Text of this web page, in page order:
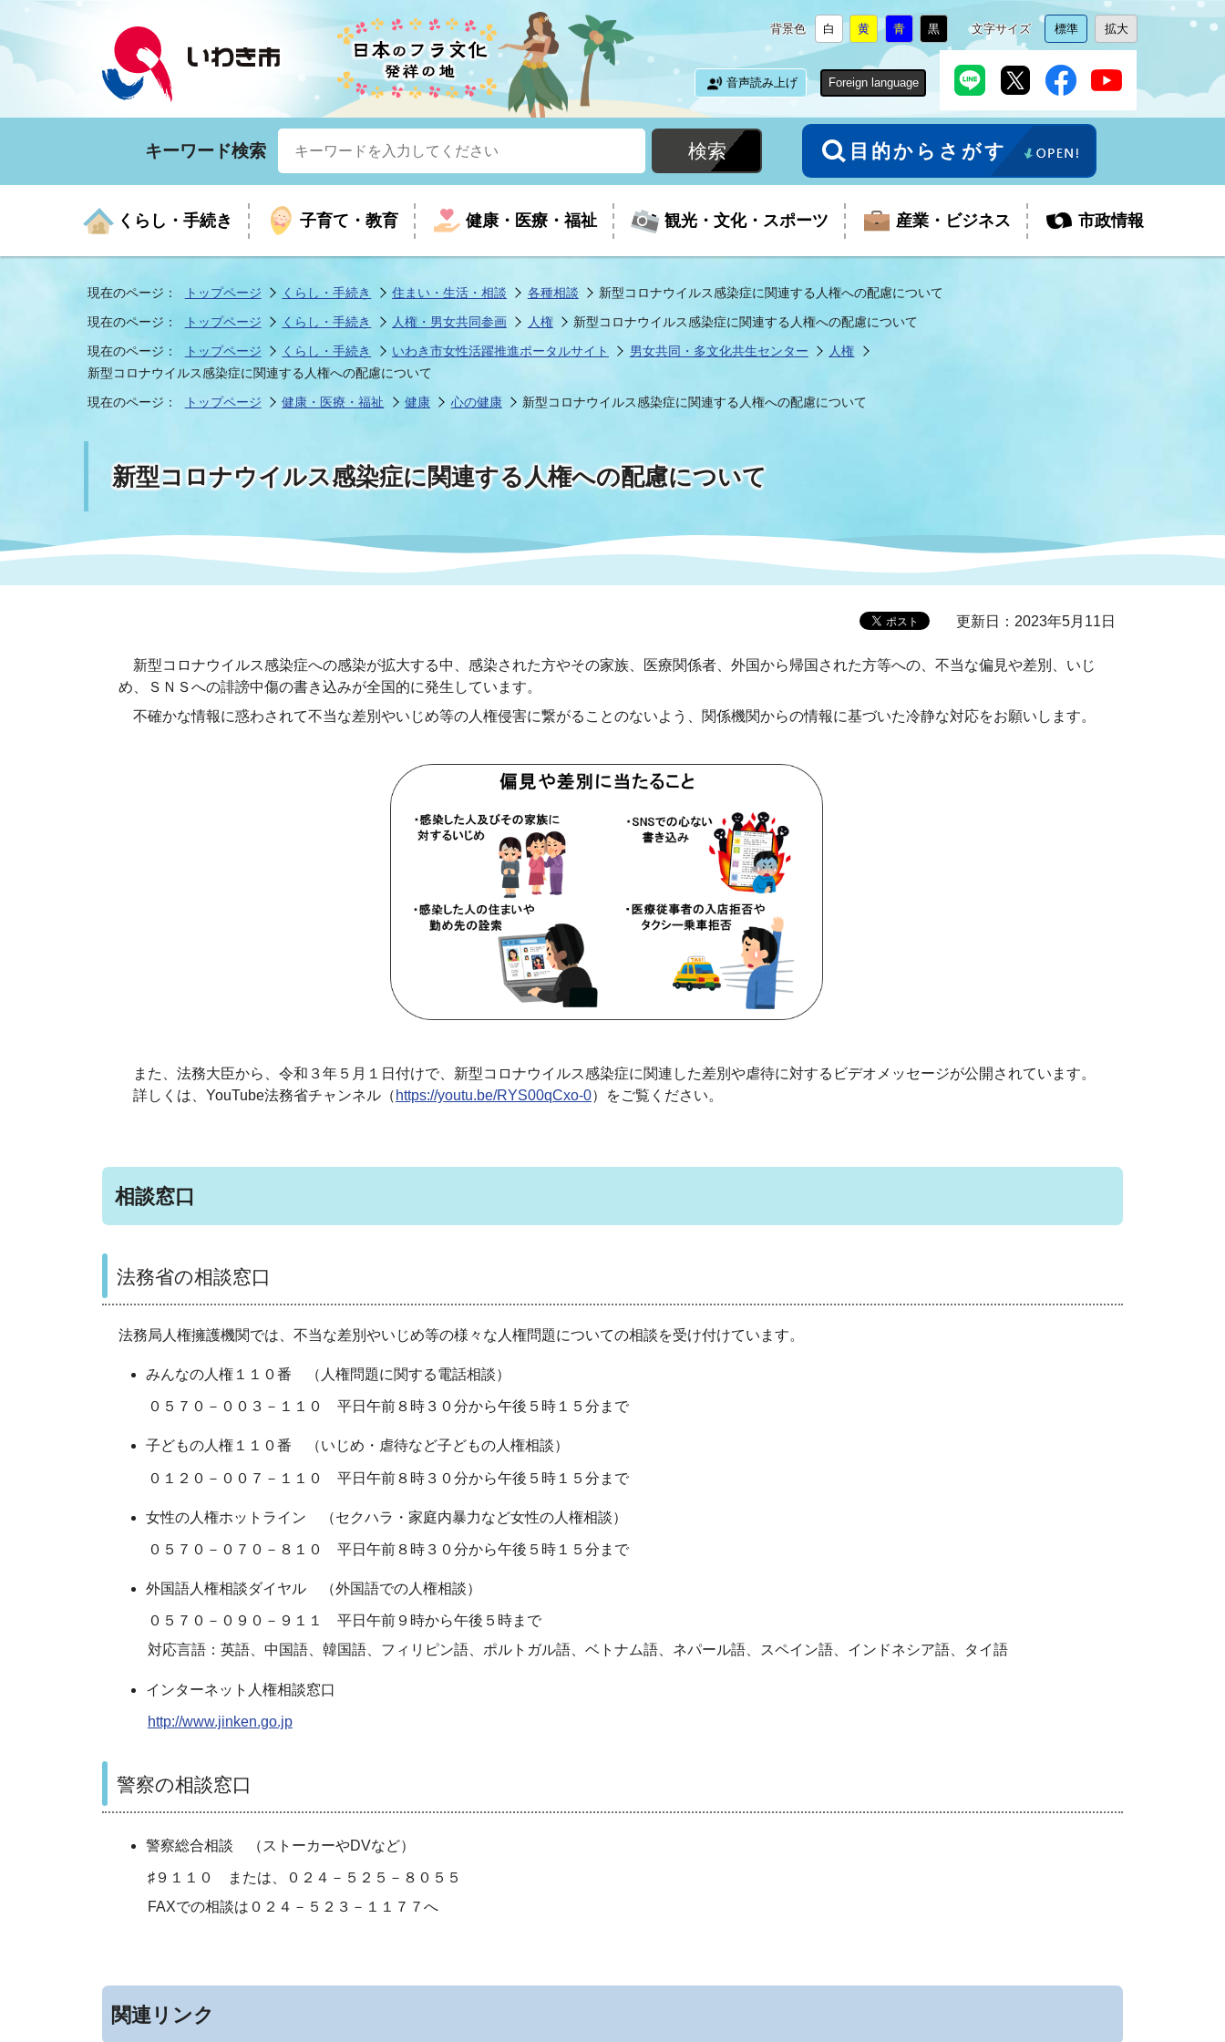
背景色
背
景
色
を
白
に
更
背
色
を
黄
に
更
背
色
を
青
に
更
背
景
黒
に
変
文字サイズ
文
字
サ
イ
を
標準
に
変
文
字
サ
イ
拡大
に
変
音声読み上げ
Foreign language
キーワード検索 目的からさがす
くらし・手続き
くらしの手続きガイド いざという時に 届出・証明
年金・保険 マイナンバー 住まい・生活・相談
まちづくり 地域情報 移住・定住
雇用・労働 産業 選挙
子育て・教育
生涯学習 子育て 教育
健康・医療・福祉
医療 健康 児童福祉
高齢者福祉・介護 地域包括ケア(介護予防等) 福祉事業者向け情報
福祉に関するその他の情報 地域福祉
新型コロナウイルス感染症特
設ページ
観光・文化・スポーツ
お知らせ 年間イベントの案内 外国人観光客向けページ
目的から探す モデルコース 歴史・文化
スポーツ 施設関連情報 教育旅行
いわき市立美術館
産業・ビジネス
入札・契約 産業振興 廃棄物
企業立地 福祉・介護 都市計画・開発・建築
保健・衛生 指定管理者 除染事業
市政情報
市の紹介 市長室 フラシティいわき
市の統計 広報 広聴
職員 行政計画 行政改革
市の制度 情報公開・個人情報保護
選挙管理委員会
メント)
市制施行周年関連情報
水道局 施設案内
現在のページ： トップページ くらし・手続き 住まい・生活・相談 各種相談
新型コロナウイルス感染症に関連する人権への配慮について
現在のページ：
トップページ くらし・手続き 人権・男女共同参画 人権
新型コロナウイルス感染症に関連する人権への配慮について
現在のページ：
トップページ くらし・手続き いわき市女性活躍推進ポータルサイト 男女共同・多文化共生センター
人権
新型コロナウイルス感染症に関連する人権への配慮について
現在のページ：
トップページ 健康・医療・福祉 健康 心の健康 新型コロナウイルス感染症に関連する人権への配慮について
新型コロナウイルス感染症に関連する人権への配慮について
更新日：2023年5月11日
新型コロナウイルス感染症への感染が拡大する中、感染された方やその家族、医療関係者、外国から帰国された方等への、不当な偏見や差別、いじ
め、ＳＮＳへの誹謗中傷の書き込みが全国的に発生しています。
不確かな情報に惑わされて不当な差別やいじめ等の人権侵害に繋がることのないよう、関係機関からの情報に基づいた冷静な対応をお願いします。
また、法務大臣から、令和３年５月１日付けで、新型コロナウイルス感染症に関連した差別や虐待に対するビデオメッセージが公開されています。
詳しくは、YouTube法務省チャンネル（ https://youtu.be/RYS00qCxo-0）をご覧ください。
相談窓口
法務省の相談窓口
法務局人権擁護機関では、不当な差別やいじめ等の様々な人権問題についての相談を受け付けています。
みんなの人権１１０番 （人権問題に関する電話相談）
０５７０－００３－１１０ 平日午前８時３０分から午後５時１５分まで
子どもの人権１１０番 （いじめ・虐待など子どもの人権相談）
０１２０－００７－１１０ 平日午前８時３０分から午後５時１５分まで
女性の人権ホットライン （セクハラ・家庭内暴力など女性の人権相談）
０５７０－０７０－８１０ 平日午前８時３０分から午後５時１５分まで
外国語人権相談ダイヤル （外国語での人権相談）
０５７０－０９０－９１１ 平日午前９時から午後５時まで
対応言語：英語、中国語、韓国語、フィリピン語、ポルトガル語、ベトナム語、ネパール語、スペイン語、インドネシア語、タイ語
インターネット人権相談窓口
http://www.jinken.go.jp
警察の相談窓口
警察総合相談 （ストーカーやDVなど）
♯９１１０ または、０２４－５２５－８０５５
FAXでの相談は０２４－５２３－１１７７へ
関連リンク